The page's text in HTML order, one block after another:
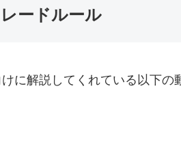
ードルール
に解説してくれている以下の